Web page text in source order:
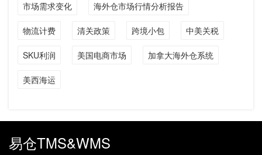
市场需求变化 海外仓市场行情分析报告
物流计费 清关政策 跨境小包 中美关税
SKU利润 美国电商市场 加拿大海外仓系统
美西海运
易仓TMS&WMS